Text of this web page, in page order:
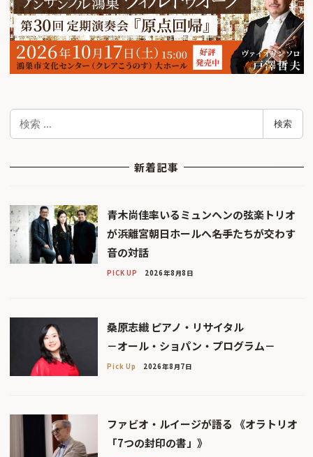
検索
新着記事
青木尚佳率いるミュンヘンの弦楽トリオ
が浜離宮朝日ホールへ――名手たちが交わす
音の対話
PICK UP 2026年8月8日
桑原志織 ピアノ・リサイタル
－オール・ショパン・プログラム－
Pick Up 2026年8月7日
ファビオ・ルイージが語る 《オラトリオ
「7つの封印の書」》